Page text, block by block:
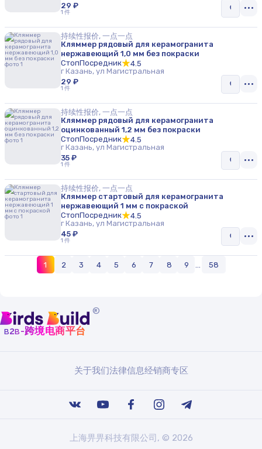
29 ₽
1 件
持续性报价, 一点一点
Кляммер рядовый для керамогранита
нержавеющий 1,0 мм без покраски
СтопПосредник
4.5
г Казань, ул Магистральная
29 ₽
1 件
持续性报价, 一点一点
Кляммер рядовый для керамогранита
оцинкованный 1,2 мм без покраски
СтопПосредник
4.5
г Казань, ул Магистральная
35 ₽
1 件
持续性报价, 一点一点
Кляммер стартовый для керамогранита
нержавеющий 1 мм с покраской
СтопПосредник
4.5
г Казань, ул Магистральная
45 ₽
1 件
1 2 3 4 5 6 7 8 9 58
®
b2b-跨境电商平台
关于我们法律信息经销商专区
上海畀畀科技有限公司, © 2026